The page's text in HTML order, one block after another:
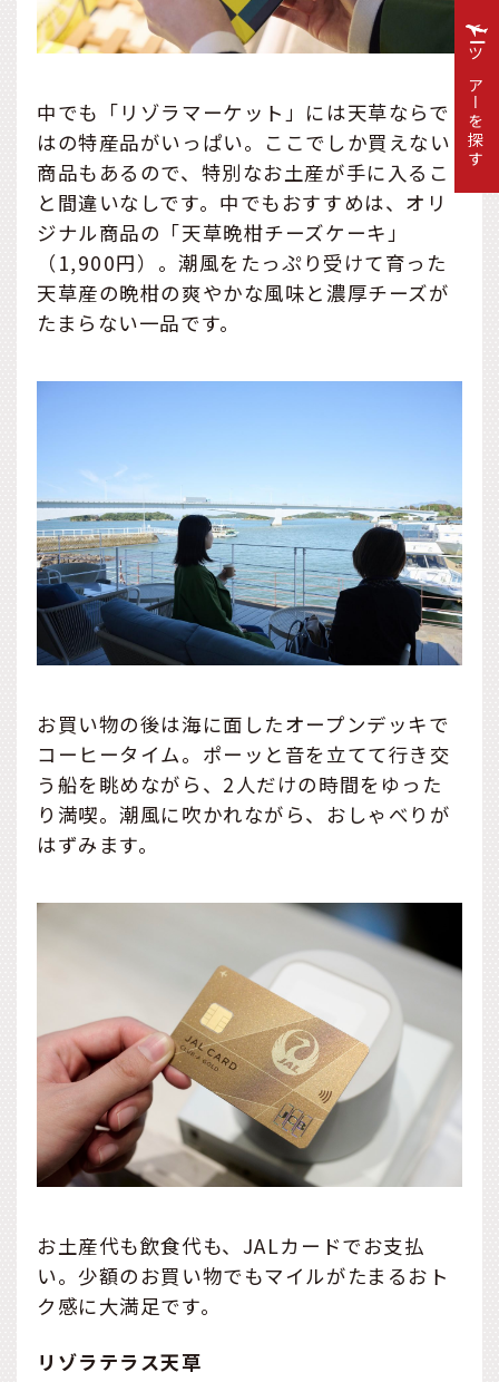
中でも「リゾラマーケット」には天草ならで
はの特産品がいっぱい。ここでしか買えない
商品もあるので、特別なお土産が手に入るこ
と間違いなしです。中でもおすすめは、オリ
ジナル商品の「天草晩柑チーズケーキ」
（1,900円）。潮風をたっぷり受けて育った
天草産の晩柑の爽やかな風味と濃厚チーズが
たまらない一品です。
お買い物の後は海に面したオープンデッキで
コーヒータイム。ポーッと音を立てて行き交
う船を眺めながら、2人だけの時間をゆった
り満喫。潮風に吹かれながら、おしゃべりが
はずみます。
お土産代も飲食代も、JALカードでお支払
い。少額のお買い物でもマイルがたまるおト
ク感に大満足です。
リゾラテラス天草
ツアーを探す